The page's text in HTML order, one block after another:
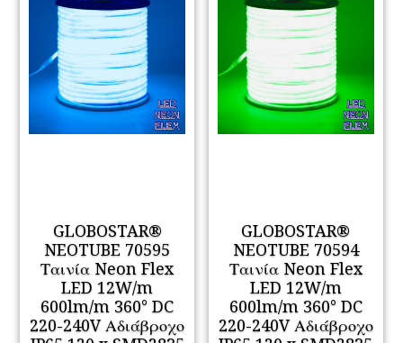
GLOBOSTAR®
NEOTUBE 70595
Ταινία Neon Flex
LED 12W/m
600lm/m 360° DC
220-240V Αδιάβροχο
GLOBOSTAR®
NEOTUBE 70594
Ταινία Neon Flex
LED 12W/m
600lm/m 360° DC
220-240V Αδιάβροχο